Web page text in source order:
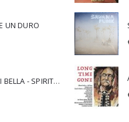
UN DURO
CAMISASCA JURI & ROSARIO DI BELLA - SPIRITUALITY